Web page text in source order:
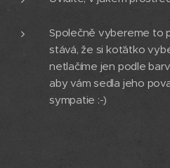
Společně vybereme to
stává, že si koťátko
netlačíme jen podle
aby vám sedla jeho
sympatie :-)